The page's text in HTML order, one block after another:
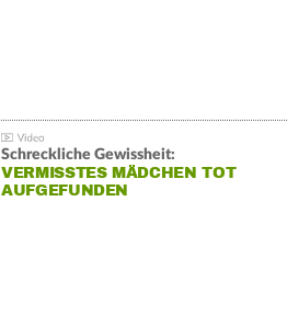
Schreckliche Gewissheit:
VERMISSTES MÄDCHEN TOT
AUFGEFUNDEN